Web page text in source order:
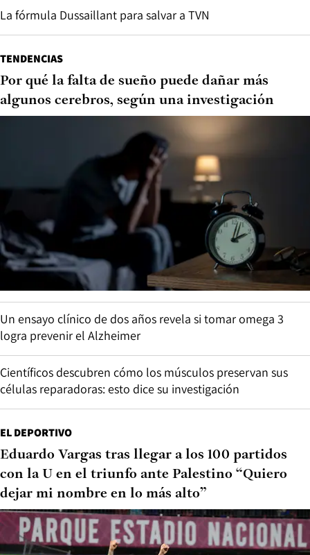
La fórmula Dussaillant para salvar a TVN
TENDENCIAS
Por qué la falta de sueño puede dañar más
algunos cerebros, según una investigación
Un ensayo clínico de dos años revela si tomar omega 3
logra prevenir el Alzheimer
Científicos descubren cómo los músculos preservan sus
células reparadoras: esto dice su investigación
EL DEPORTIVO
Eduardo Vargas tras llegar a los 100 partidos
con la U en el triunfo ante Palestino “Quiero
dejar mi nombre en lo más alto”